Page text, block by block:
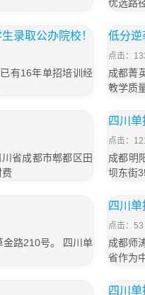
优选路
录取公办院校！
有16年单招培训经
低分逆
点击：
成都菁
教学质
省成都市郫都区田
四川
点击：
成都明
坝东街
路210号。 四川单
四川单
点击：53
成都师
省作为
四川单